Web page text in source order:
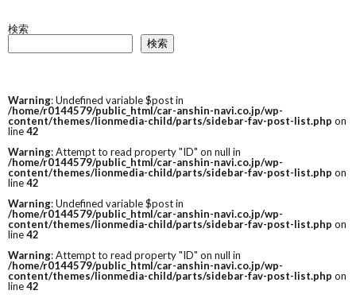
検索
検索
Warning: Undefined variable $post in
/home/r0144579/public_html/car-anshin-navi.co.jp/wp-
content/themes/lionmedia-child/parts/sidebar-fav-post-list.php on
line42
Warning: Attempt to read property "ID" on null in
/home/r0144579/public_html/car-anshin-navi.co.jp/wp-
content/themes/lionmedia-child/parts/sidebar-fav-post-list.php on
line42
Warning: Undefined variable $post in
/home/r0144579/public_html/car-anshin-navi.co.jp/wp-
content/themes/lionmedia-child/parts/sidebar-fav-post-list.php on
line42
Warning: Attempt to read property "ID" on null in
/home/r0144579/public_html/car-anshin-navi.co.jp/wp-
content/themes/lionmedia-child/parts/sidebar-fav-post-list.php on
line42